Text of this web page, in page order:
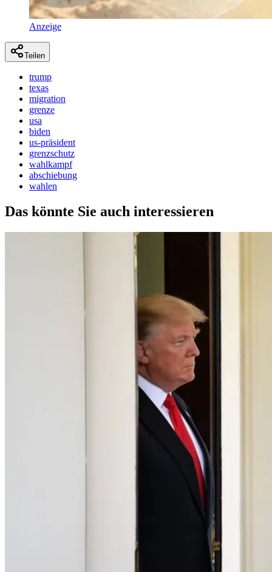
Anzeige
Teilen
trump
texas
migration
grenze
usa
biden
us-präsident
grenzschutz
wahlkampf
abschiebung
wahlen
Das könnte Sie auch interessieren